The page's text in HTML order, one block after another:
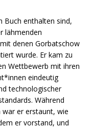
Buch enthalten sind,
lähmenden
denen Gorbatschow
wurde. Er kam zu
Wettbewerb mit ihren
eindeutig
technologischer
Während
war er erstaunt, wie
er vorstand, und